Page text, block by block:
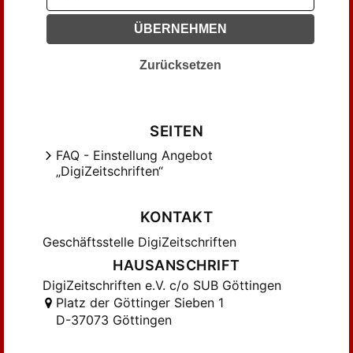
Klingenberg , Georg (98)
Klingenberg, Georg (81)
Knütel, Rolf (290)
Kreller, Hans (295)
Krüger, Hugo (120)
Kunkel , W. (87)
Kunkel, Wolfgang (410)
Leifer, Franz (223)
Lenel, Otto (136)
Levy, Ernst (449)
Liebs, Detlef (513)
Lübtow, Ulrich von (220)
ÜBERNEHMEN
Zurücksetzen
SEITEN
FAQ - Einstellung Angebot
„DigiZeitschriften“
KONTAKT
Geschäftsstelle DigiZeitschriften
HAUSANSCHRIFT
DigiZeitschriften e.V. c/o SUB Göttingen
Platz der Göttinger Sieben 1
D-37073 Göttingen